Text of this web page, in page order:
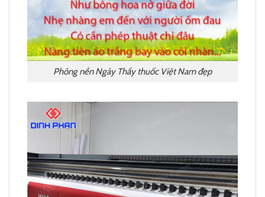
Phông nền Ngày Thầy thuốc Việt Nam đẹp